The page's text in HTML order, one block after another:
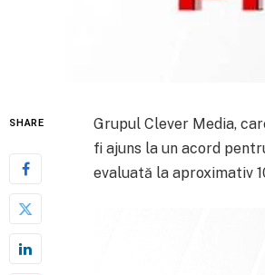
SHARE
Grupul Clever Media,
fi ajuns la un acord
evaluată la aproximativ